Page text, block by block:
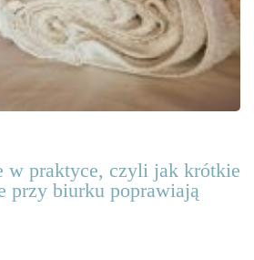
w praktyce, czyli jak krótkie
przy biurku poprawiają